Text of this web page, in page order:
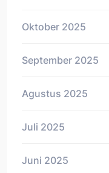
Oktober 2025
September 2025
Agustus 2025
Juli 2025
Juni 2025